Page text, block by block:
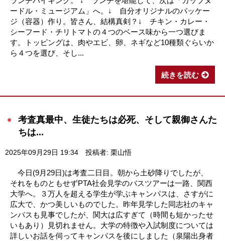
ードル・ミュージアム」へ。↓ 自分オリジナルのパッケー
ジ（容器）作り。皆さん、結構真剣？↓ チキン・カレー・
シーフード・チリトマトの４つのベース味から一つ選びま
す。トッピングは、肉やエビ、卵、ネギなど10種類ぐらいか
ら４つを選び、そし...
続きを読む
考査真最中、生徒たちは必死、そして親御さんた
ちは...
2025年09月29日 19:34 投稿者: 栗山悟
今日(9月29日)は考査二日目。朝から土砂降りでしたが、
それをものともせずPTA社会見学のバスツアーは一路、関西
大学へ。３万人を超える学生が学ぶキャンパスは、さすがに
広大で、かつ美しいものでした。昨年見学した同志社のキャ
ンパスも見事でしたが、関大は広すぎて（時間も短かったせ
いもあり）見切れません。大学の特徴や入試制度については
詳しいお話を伺ってキャンパスを後にしました（泉陽出身者